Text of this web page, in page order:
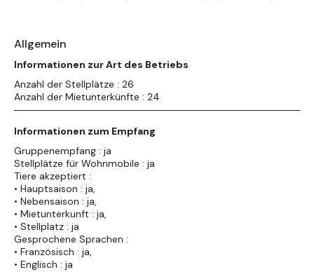
Allgemein
Informationen zur Art des Betriebs
Anzahl der Stellplätze : 26
Anzahl der Mietunterkünfte : 24
Informationen zum Empfang
Gruppenempfang : ja
Stellplätze für Wohnmobile : ja
Tiere akzeptiert :
• Hauptsaison : ja,
• Nebensaison : ja,
• Mietunterkunft : ja,
• Stellplatz : ja
Gesprochene Sprachen :
• Französisch : ja,
• Englisch : ja